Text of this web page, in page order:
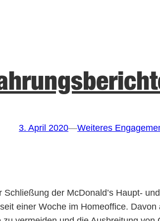
3. April 2020—Weiteres
Schließung der McDonald’s Haupt-
einer Woche im Homeoffice.